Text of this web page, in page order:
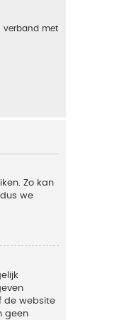
verband met
Zo kan
we
de website
geen